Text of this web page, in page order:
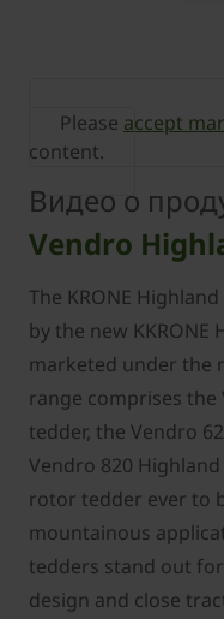
Please accept
content.
Видео о
Vendro
The KRONE
by the new
marketed under the
range comprises
tedder, the Vendro
Vendro 820
rotor tedder ever to
mountainous
tedders stand out
design and close